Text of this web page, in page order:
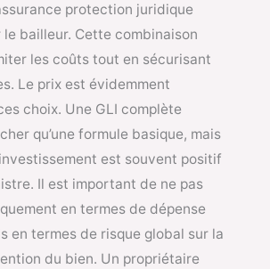
protection juridique
bailleur. Cette combinaison
les coûts tout en sécurisant
Le prix est évidemment
choix. Une GLI complète
qu’une formule basique, mais
est souvent positif
Il est important de ne pas
en termes de dépense
en termes de risque global sur la
du bien. Un propriétaire